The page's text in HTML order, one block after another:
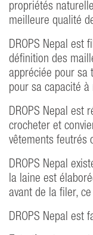
propriétés
meilleure qualité
DROPS Nepal est
définition des
appréciée pour sa
pour sa capacité
DROPS Nepal est
crocheter et
vêtements feutrés
DROPS Nepal
la laine est
avant de la filer,
DROPS Nepal est